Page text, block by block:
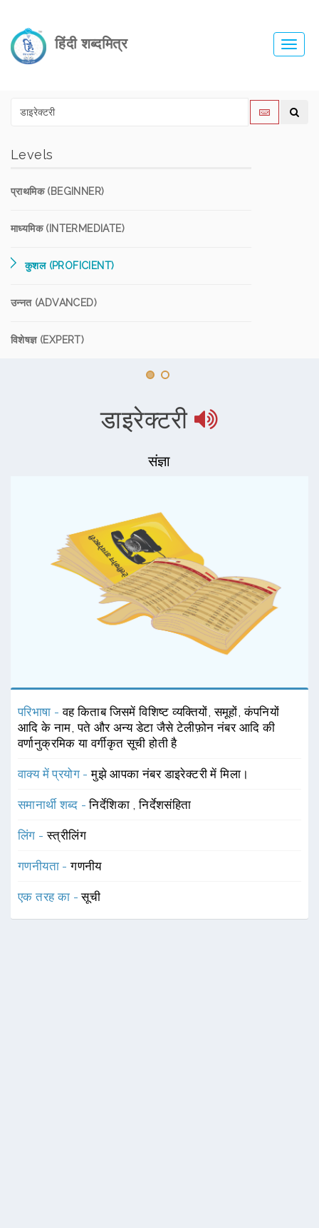
हिंदी शब्दमित्र
Levels
प्राथमिक (BEGINNER)
माध्यमिक (INTERMEDIATE)
कुशल (PROFICIENT)
उन्नत (ADVANCED)
विशेषज्ञ (EXPERT)
डाइरेक्टरी
संज्ञा
परिभाषा -वह किताब जिसमें विशिष्ट व्यक्तियों, समूहों, कंपनियों
आदि के नाम, पते और अन्य डेटा जैसे टेलीफ़ोन नंबर आदि की
वर्णानुक्रमिक या वर्गीकृत सूची होती है
वाक्य में प्रयोग -मुझे आपका नंबर डाइरेक्टरी में मिला।
समानार्थी शब्द -निर्देशिका ,निर्देशसंहिता
लिंग -स्त्रीलिंग
गणनीयता -गणनीय
एक तरह का -सूची